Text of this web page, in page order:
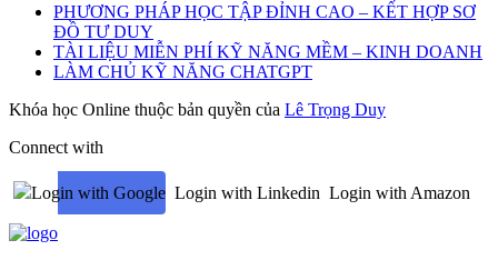
PHƯƠNG PHÁP HỌC TẬP ĐỈNH CAO – KẾT HỢP SƠ
ĐỒ TƯ DUY
TÀI LIỆU MIỄN PHÍ KỸ NĂNG MỀM – KINH DOANH
LÀM CHỦ KỸ NĂNG CHATGPT
Khóa học Online thuộc bản quyền của Lê Trọng Duy
Connect with
Login with Google Login with Linkedin Login with Amazon